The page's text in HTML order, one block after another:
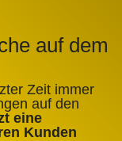
auf dem
Zeit immer
auf den
eine
Kunden